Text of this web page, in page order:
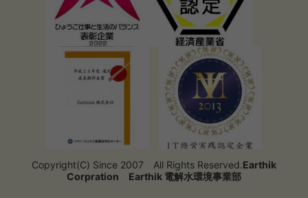
Copyright(C) Since 2007 All Rights Reserved.Earthik
Corpration
Earthik 電解水環境事業部